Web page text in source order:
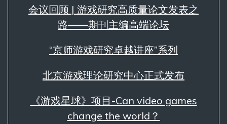
会议回顾 | 游戏研究高质量论文发表之
路——期刊主编高端论坛
“京师游戏研究卓越讲座”系列
北京游戏理论研究中心正式发布
《游戏星球》项目-Can video games
change the world？